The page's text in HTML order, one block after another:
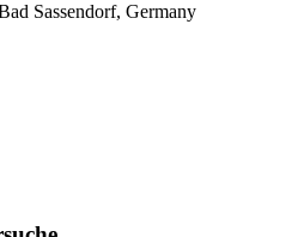
Sassendorf, Germany